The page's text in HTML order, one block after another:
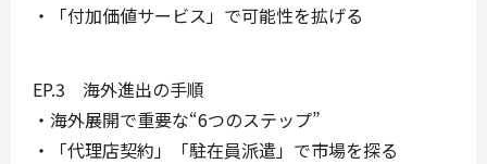
・「付加価値サービス」で可能性を拡げる
EP.3 海外進出の手順
・海外展開で重要な“6つのステップ”
・「代理店契約」「駐在員派遣」で市場を探る